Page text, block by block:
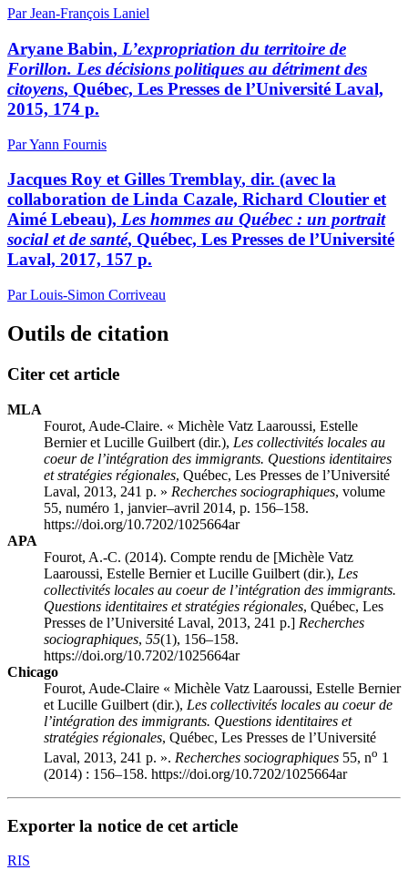
Par Jean-François Laniel
Aryane Babin, L’expropriation du territoire de
Forillon. Les décisions politiques au détriment des
citoyens, Québec, Les Presses de l’Université Laval,
2015, 174 p.
Par Yann Fournis
Jacques Roy et Gilles Tremblay, dir. (avec la
collaboration de Linda Cazale, Richard Cloutier et
Aimé Lebeau), Les hommes au Québec : un portrait
social et de santé, Québec, Les Presses de l’Université
Laval, 2017, 157 p.
Par Louis-Simon Corriveau
Outils de citation
Citer cet article
MLA
Fourot, Aude-Claire. « Michèle Vatz Laaroussi, Estelle
Bernieret Lucille Guilbert (dir.), Les collectivités locales au
coeur de l’intégration des immigrants. Questions identitaires
et stratégies régionales, Québec, Les Presses de l’Université
Laval, 2013, 241 p. » Recherches sociographiques, volume
55, numéro 1, janvier–avril 2014, p. 156–158.
https://doi.org/10.7202/1025664ar
APA
Fourot, A.-C. (2014). Compte rendu de [Michèle Vatz
Laaroussi, Estelle Bernieret Lucille Guilbert (dir.), Les
collectivités locales au coeur de l’intégration des immigrants.
Questions identitaires et stratégies régionales, Québec, Les
Presses de l’Université Laval, 2013, 241 p.] Recherches
sociographiques, 55(1), 156–158.
https://doi.org/10.7202/1025664ar
Chicago
Fourot, Aude-Claire « Michèle Vatz Laaroussi, Estelle Bernier
et Lucille Guilbert (dir.), Les collectivités locales au coeur de
l’intégration des immigrants. Questions identitaires et
stratégies régionales, Québec, Les Presses de l’Université
Laval, 2013, 241 p. ». Recherches sociographiques 55, no 1
(2014) : 156–158. https://doi.org/10.7202/1025664ar
Exporter la notice de cet article
RIS